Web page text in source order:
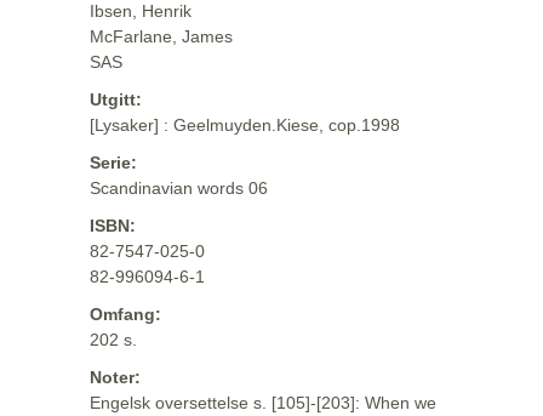
Ibsen, Henrik
McFarlane, James
SAS
Utgitt:
[Lysaker] : Geelmuyden.Kiese, cop.1998
Serie:
Scandinavian words 06
ISBN:
82-7547-025-0
82-996094-6-1
Omfang:
202 s.
Noter:
Engelsk oversettelse s. [105]-[203]: When we